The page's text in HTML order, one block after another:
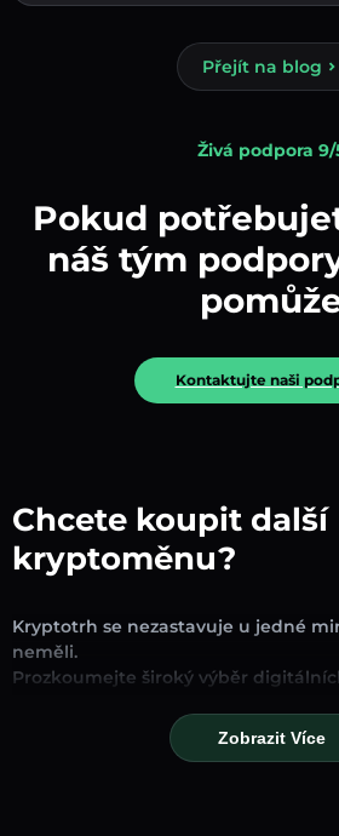
Přejít na blog
Živá podpora 9/
Pokud
náš tým
Kontaktujte naši
Chcete koupit další
kryptoměnu?
Kryptotrh se nezastavuje u jedné
neměli.
Prozkoumejte široký výběr
hledáte zavedené stablecoiny,
trendové nové tokeny, najdete je
Zobrazit Více